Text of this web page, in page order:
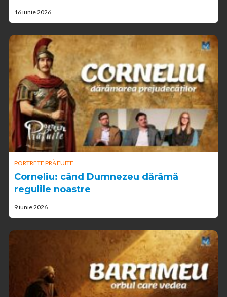
16 iunie 2026
PORTRETE PRĂFUITE
Corneliu: când Dumnezeu dărâmă
regulile noastre
9 iunie 2026